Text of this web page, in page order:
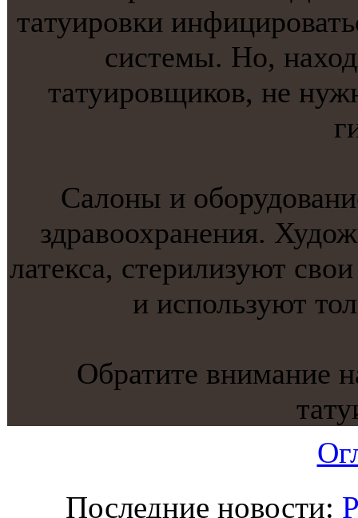
тaтуировки
системы. Но,
тaтуировщиков, не
Салоны и
здравоохранения.
латекса, стерилизуют
и используют
Обратите внимание
Последние новости: